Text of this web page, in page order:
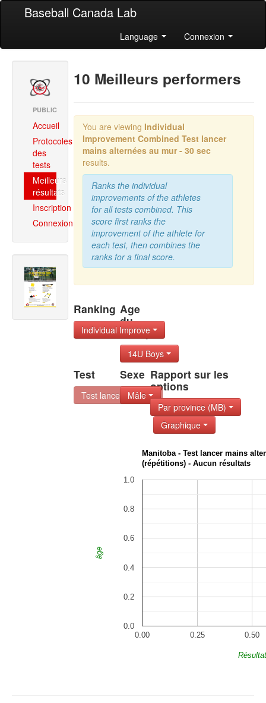
Baseball Canada Lab
Language Connexion
PUBLIC
Accueil
Protocoles
des
tests
Meilleurs
résultats
Inscription
Connexion
10 Meilleurs performers
You are viewing Individual
Improvement Combined Test lancer
mains alternées au mur - 30 sec
results.
Ranks the individual
improvements of the athletes
for all tests combined. This
score first ranks the
improvement of the athlete for
each test, then combines the
ranks for a final score.
Ranking
Individual Improve
Age
du
Group
14U Boys
Test
Test lancer mains
Sexe
Mâle
Rapport sur les
options
Par province (MB)
Graphique
Manitoba - Test lancer mains
(répétitions) - Aucun résultats
0.00 0.25 0.50
0.0
0.2
0.4
0.6
0.8
1.0
âge